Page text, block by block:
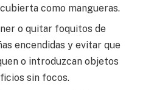
como mangueras.
o quitar foquitos de
encendidas y evitar que
o introduzcan objetos
sin focos.